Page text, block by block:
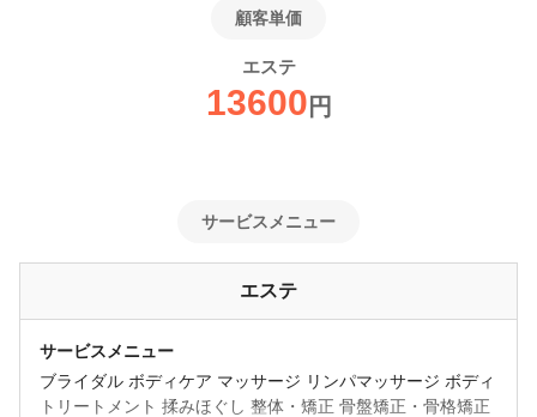
顧客単価
エステ
13600 円
サービスメニュー
エステ
サービスメニュー
ブライダル ボディケア マッサージ リンパマッサージ ボディ
トリートメント 揉みほぐし 整体・矯正 骨盤矯正・骨格矯正